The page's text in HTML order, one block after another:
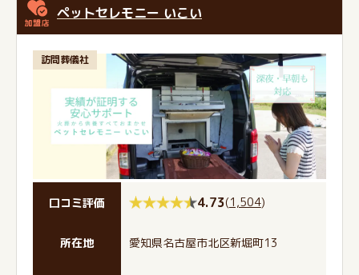
ペットセレモニー いこい
訪問葬儀社
口コミ評価 4.73(1,504)
所在地 愛知県名古屋市北区新堀町13